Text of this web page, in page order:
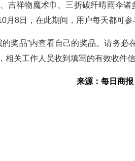
吉祥物魔术巾、三折碳纤晴雨伞
8日，在此期间，用户每天都可参
奖品”内查看自己的奖品。请务必
关工作人员收到填写的有效收件信
来源：每日商